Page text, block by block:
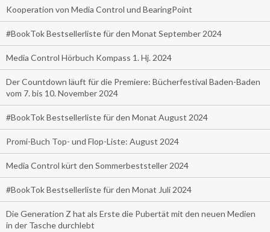
Kooperation von Media Control und BearingPoint
#BookTok Bestsellerliste für den Monat September 2024
Media Control Hörbuch Kompass 1. Hj. 2024
Der Countdown läuft für die Premiere: Bücherfestival Baden-Baden
vom 7. bis 10. November 2024
#BookTok Bestsellerliste für den Monat August 2024
Promi-Buch Top- und Flop-Liste: August 2024
Media Control kürt den Sommerbeststeller 2024
#BookTok Bestsellerliste für den Monat Juli 2024
Die Generation Z hat als Erste die Pubertät mit den neuen Medien
in der Tasche durchlebt